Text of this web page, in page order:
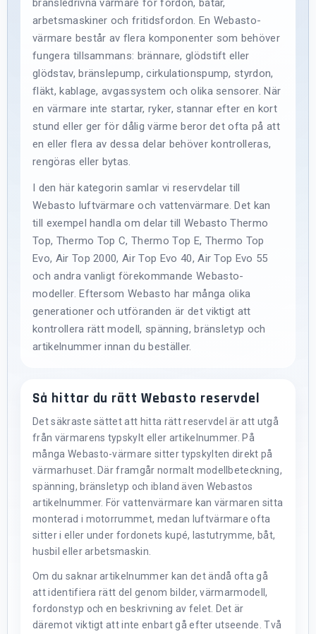
arbetsmaskiner och fritidsfordon. En Webasto-
värmare består av flera komponenter som behöver
fungera tillsammans: brännare, glödstift eller
glödstav, bränslepump, cirkulationspump, styrdon,
fläkt, kablage, avgassystem och olika sensorer. När
en värmare inte startar, ryker, stannar efter en kort
stund eller ger för dålig värme beror det ofta på att
en eller flera av dessa delar behöver kontrolleras,
rengöras eller bytas.
I den här kategorin samlar vi reservdelar till
Webasto luftvärmare och vattenvärmare. Det kan
till exempel handla om delar till Webasto Thermo
Top, Thermo Top C, Thermo Top E, Thermo Top
Evo, Air Top 2000, Air Top Evo 40, Air Top Evo 55
och andra vanligt förekommande Webasto-
modeller. Eftersom Webasto har många olika
generationer och utföranden är det viktigt att
kontrollera rätt modell, spänning, bränsletyp och
artikelnummer innan du beställer.
Så hittar du rätt Webasto reservdel
Det säkraste sättet att hitta rätt reservdel är att utgå
från värmarens typskylt eller artikelnummer. På
många Webasto-värmare sitter typskylten direkt på
värmarhuset. Där framgår normalt modellbeteckning,
spänning, bränsletyp och ibland även Webastos
artikelnummer. För vattenvärmare kan värmaren sitta
monterad i motorrummet, medan luftvärmare ofta
sitter i eller under fordonets kupé, lastutrymme, båt,
husbil eller arbetsmaskin.
Om du saknar artikelnummer kan det ändå ofta gå
att identifiera rätt del genom bilder, värmarmodell,
fordonstyp och en beskrivning av felet. Det är
däremot viktigt att inte enbart gå efter utseende. Två